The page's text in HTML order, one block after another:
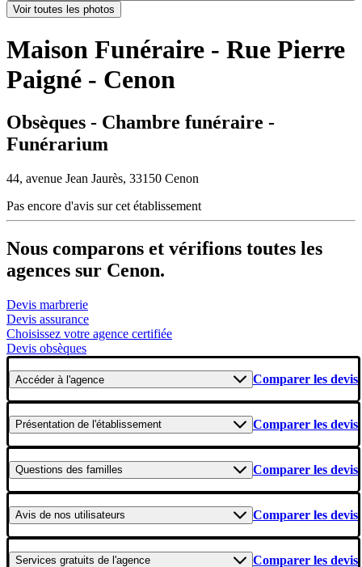
Voir toutes les photos
Maison Funéraire - Rue Pierre
Paigné - Cenon
Obsèques - Chambre funéraire -
Funérarium
44, avenue Jean Jaurès, 33150 Cenon
Pas encore d'avis sur cet établissement
Nous comparons et vérifions toutes les
agences sur Cenon.
Devis marbrerie
Devis assurance
Choisissez votre agence certifiée
Devis obsèques
Accéderà l'agence Comparer les devis
Présentation de l'établissement Comparer les devis
Questions des familles Comparer les devis
Avis de nos utilisateurs Comparer les devis
Services gratuits de l'agence Comparer les devis